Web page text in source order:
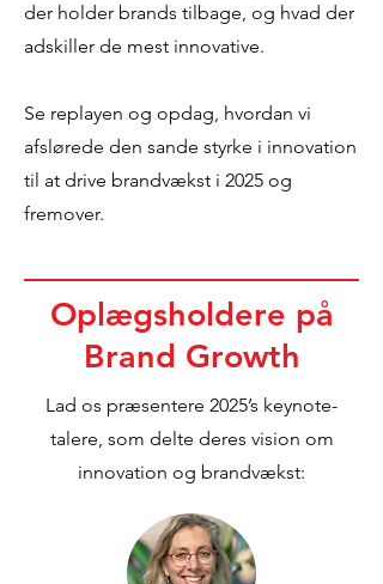
der holder brands tilbage, og hvad der
adskiller de mest innovative.
Se replayen og opdag, hvordan vi
afslørede den sande styrke i innovation
til at drive brandvækst i 2025 og
fremover.
Oplægsholdere på
Brand Growth
Lad os præsentere 2025’s keynote-
talere, som delte deres vision om
innovation og brandvækst: